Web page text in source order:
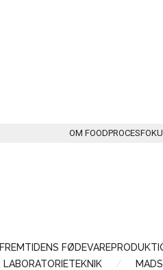
OM
FREMTIDENS
LABORATORIETEKNIK